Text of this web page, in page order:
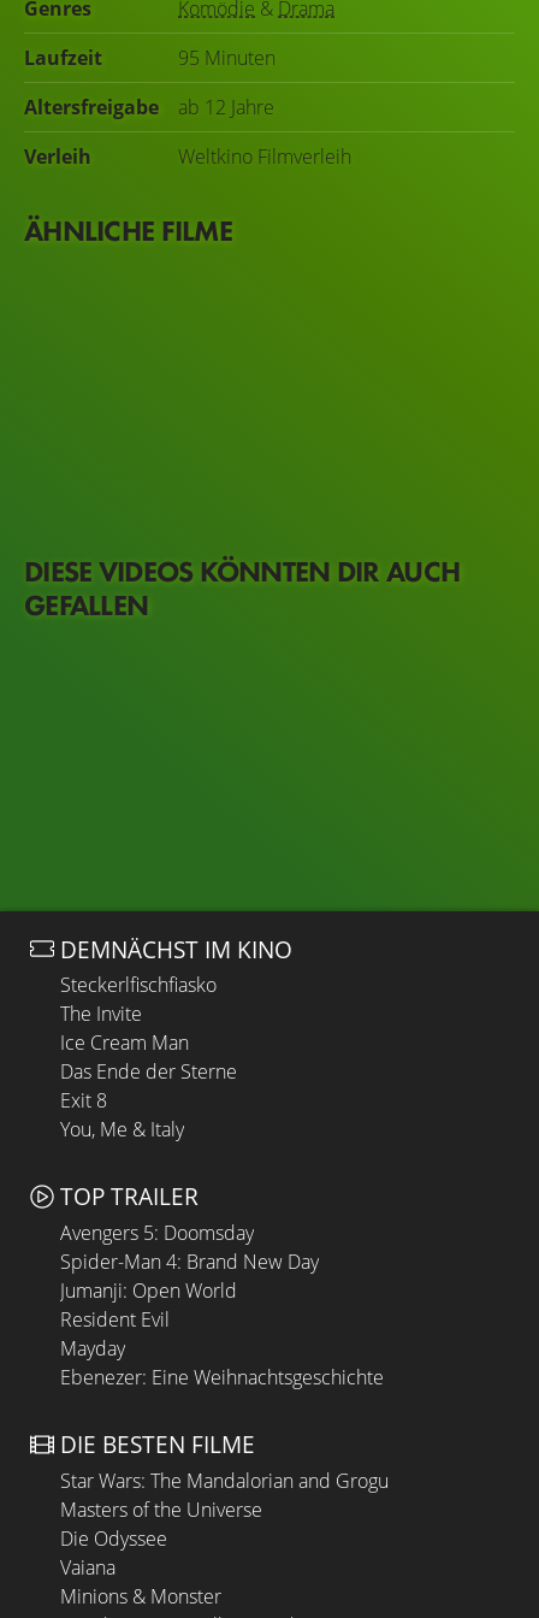
Genres Komödie & Drama
Laufzeit
95 Minuten
Altersfreigabe
ab 12 Jahre
Verleih
Weltkino Filmverleih
ÄHNLICHE FILME
DIESE VIDEOS KÖNNTEN DIR AUCH
GEFALLEN
DEMNÄCHST IM KINO
Steckerlfischfiasko
The Invite
Ice Cream Man
Das Ende der Sterne
Exit 8
You, Me & Italy
TOP TRAILER
Avengers 5: Doomsday
Spider-Man 4: Brand New Day
Jumanji: Open World
Resident Evil
Mayday
Ebenezer: Eine Weihnachtsgeschichte
DIE BESTEN FILME
Star Wars: The Mandalorian and Grogu
Masters of the Universe
Die Odyssee
Vaiana
Minions & Monster